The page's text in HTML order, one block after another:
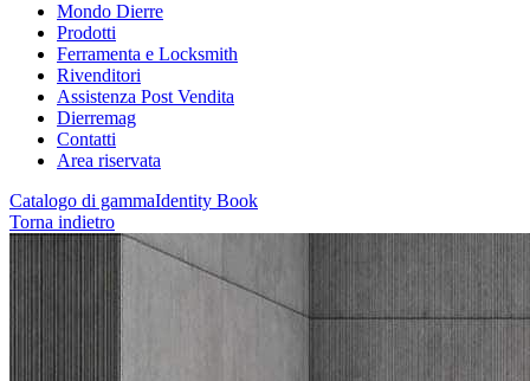
Mondo Dierre
Prodotti
Ferramenta e Locksmith
Rivenditori
Assistenza Post Vendita
Dierremag
Contatti
Area riservata
Catalogo di gammaIdentity Book
Torna indietro